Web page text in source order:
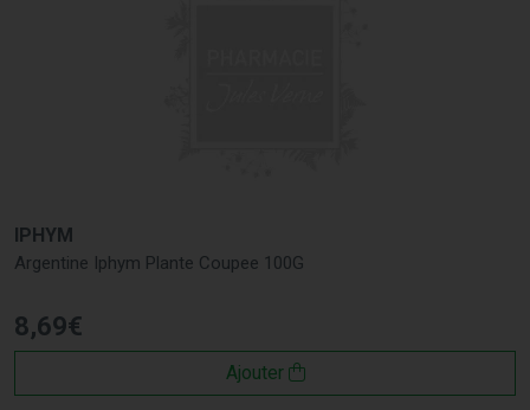
IPHYM
Argentine Iphym Plante Coupee 100G
8,69€
Ajouter